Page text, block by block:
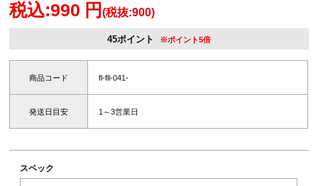
税込:990 円(税抜:900)
45ポイント ※ポイント5倍
商品コード fl-fll-041-
発送日目安 1～3営業日
スペック